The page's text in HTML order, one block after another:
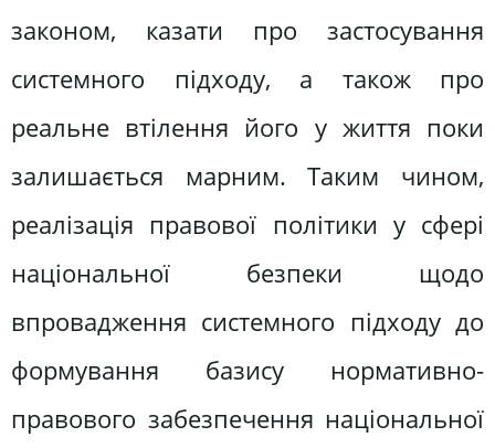
законом, казати про застосування
системного підходу, а також про
реальне втілення його у життя поки
залишається марним. Таким чином,
реалізація правової політики у сфері
національної безпеки щодо
впровадження системного підходу до
формування базису нормативно-
правового забезпечення національної